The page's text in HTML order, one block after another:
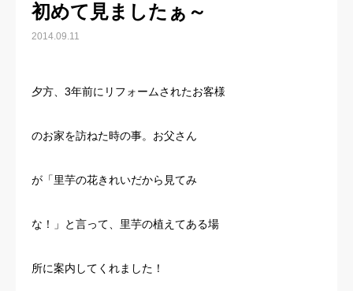
初めて見ましたぁ～
2014.09.11
夕方、3年前にリフォームされたお客様
のお家を訪ねた時の事。お父さん
が「里芋の花きれいだから見てみ
な！」と言って、里芋の植えてある場
所に案内してくれました！
LINE登録
特集コンテンツ
施工事例
お客様の声
よくある質問